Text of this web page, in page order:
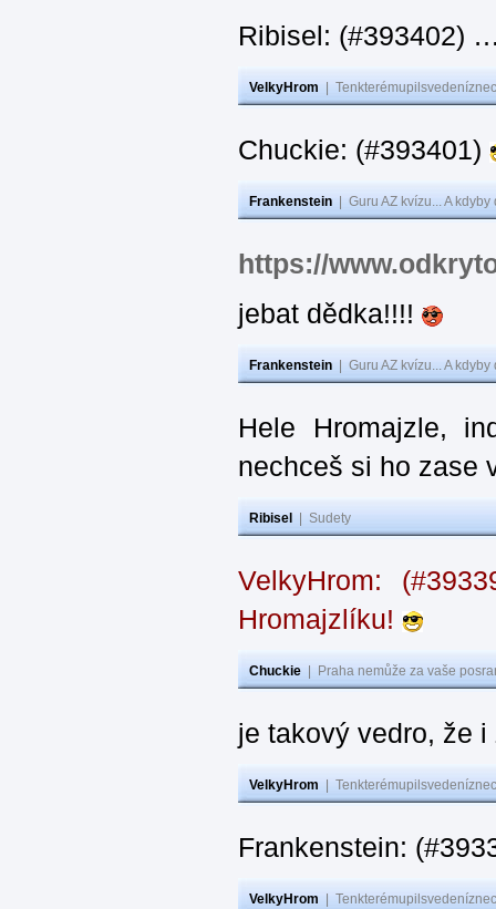
Ribisel: (#393402)
VelkyHrom
Chuckie: (#393401)
Frankenstein Guru AZ kvízu... A
https://
jebat dědka!!!!
Frankenstein Guru AZ kvízu... A
Hele Hromajzle,
nechceš si ho zase
Ribisel Sudety
VelkyHrom:
Hromajzlíku!
Chuckie Praha nemůže za vaše
je takový vedro, že
VelkyHrom
Frankenstein:
VelkyHrom